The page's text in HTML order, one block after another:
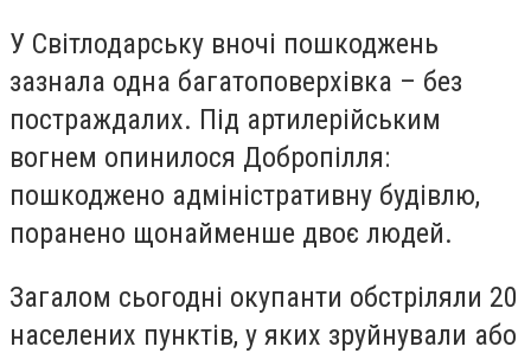
У Світлодарську вночі пошкоджень
зазнала одна багатоповерхівка – без
постраждалих. Під артилерійським
вогнем опинилося Добропілля:
пошкоджено адміністративну будівлю,
поранено щонайменше двоє людей.
Загалом сьогодні окупанти обстріляли 20
населених пунктів, у яких зруйнували або